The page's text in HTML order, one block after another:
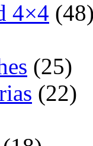
4×4
(25)
(22)